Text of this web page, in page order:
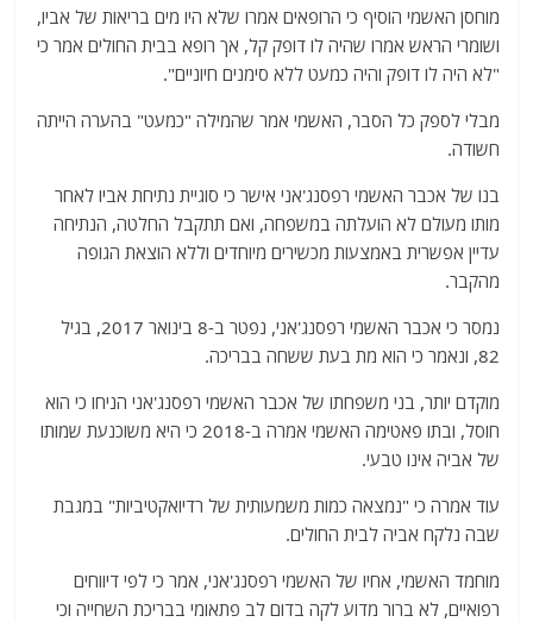
מוחסן האשמי הוסיף כי הרופאים אמרו שלא היו מים בריאות של אביו,
ושומרי הראש אמרו שהיה לו דופק קל, אך רופא בבית החולים אמר כי
"לא היה לו דופק והיה כמעט ללא סימנים חיוניים".
מבלי לספק כל הסבר, האשמי אמר שהמילה "כמעט" בהערה הייתה
חשודה.
בנו של אכבר האשמי רפסנג'אני אישר כי סוגיית נתיחת אביו לאחר
מותו מעולם לא הועלתה במשפחה, ואם תתקבל החלטה, הנתיחה
עדיין אפשרית באמצעות מכשירים מיוחדים וללא הוצאת הגופה
מהקבר.
נמסר כי אכבר האשמי רפסנג'אני, נפטר ב-8 בינואר 2017, בגיל
82, ונאמר כי הוא מת בעת ששחה בבריכה.
מוקדם יותר, בני משפחתו של אכבר האשמי רפסנג'אני הניחו כי הוא
חוסל, ובתו פאטימה האשמי אמרה ב-2018 כי היא משוכנעת שמותו
של אביה אינו טבעי.
עוד אמרה כי "נמצאה כמות משמעותית של רדיואקטיביות" במגבת
שבה נלקח אביה לבית החולים.
מוחמד האשמי, אחיו של האשמי רפסנג'אני, אמר כי לפי דיווחים
רפואיים, לא ברור מדוע לקה בדום לב פתאומי בבריכת השחייה וכי